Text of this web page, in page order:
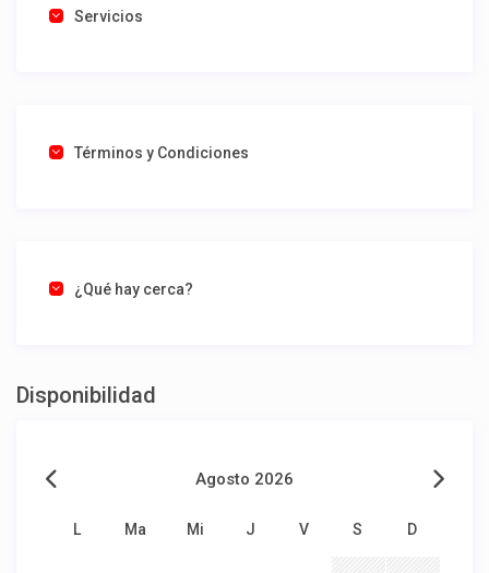
Servicios
Términos y Condiciones
¿Qué hay cerca?
Disponibilidad
Agosto 2026
L Ma Mi J V S D